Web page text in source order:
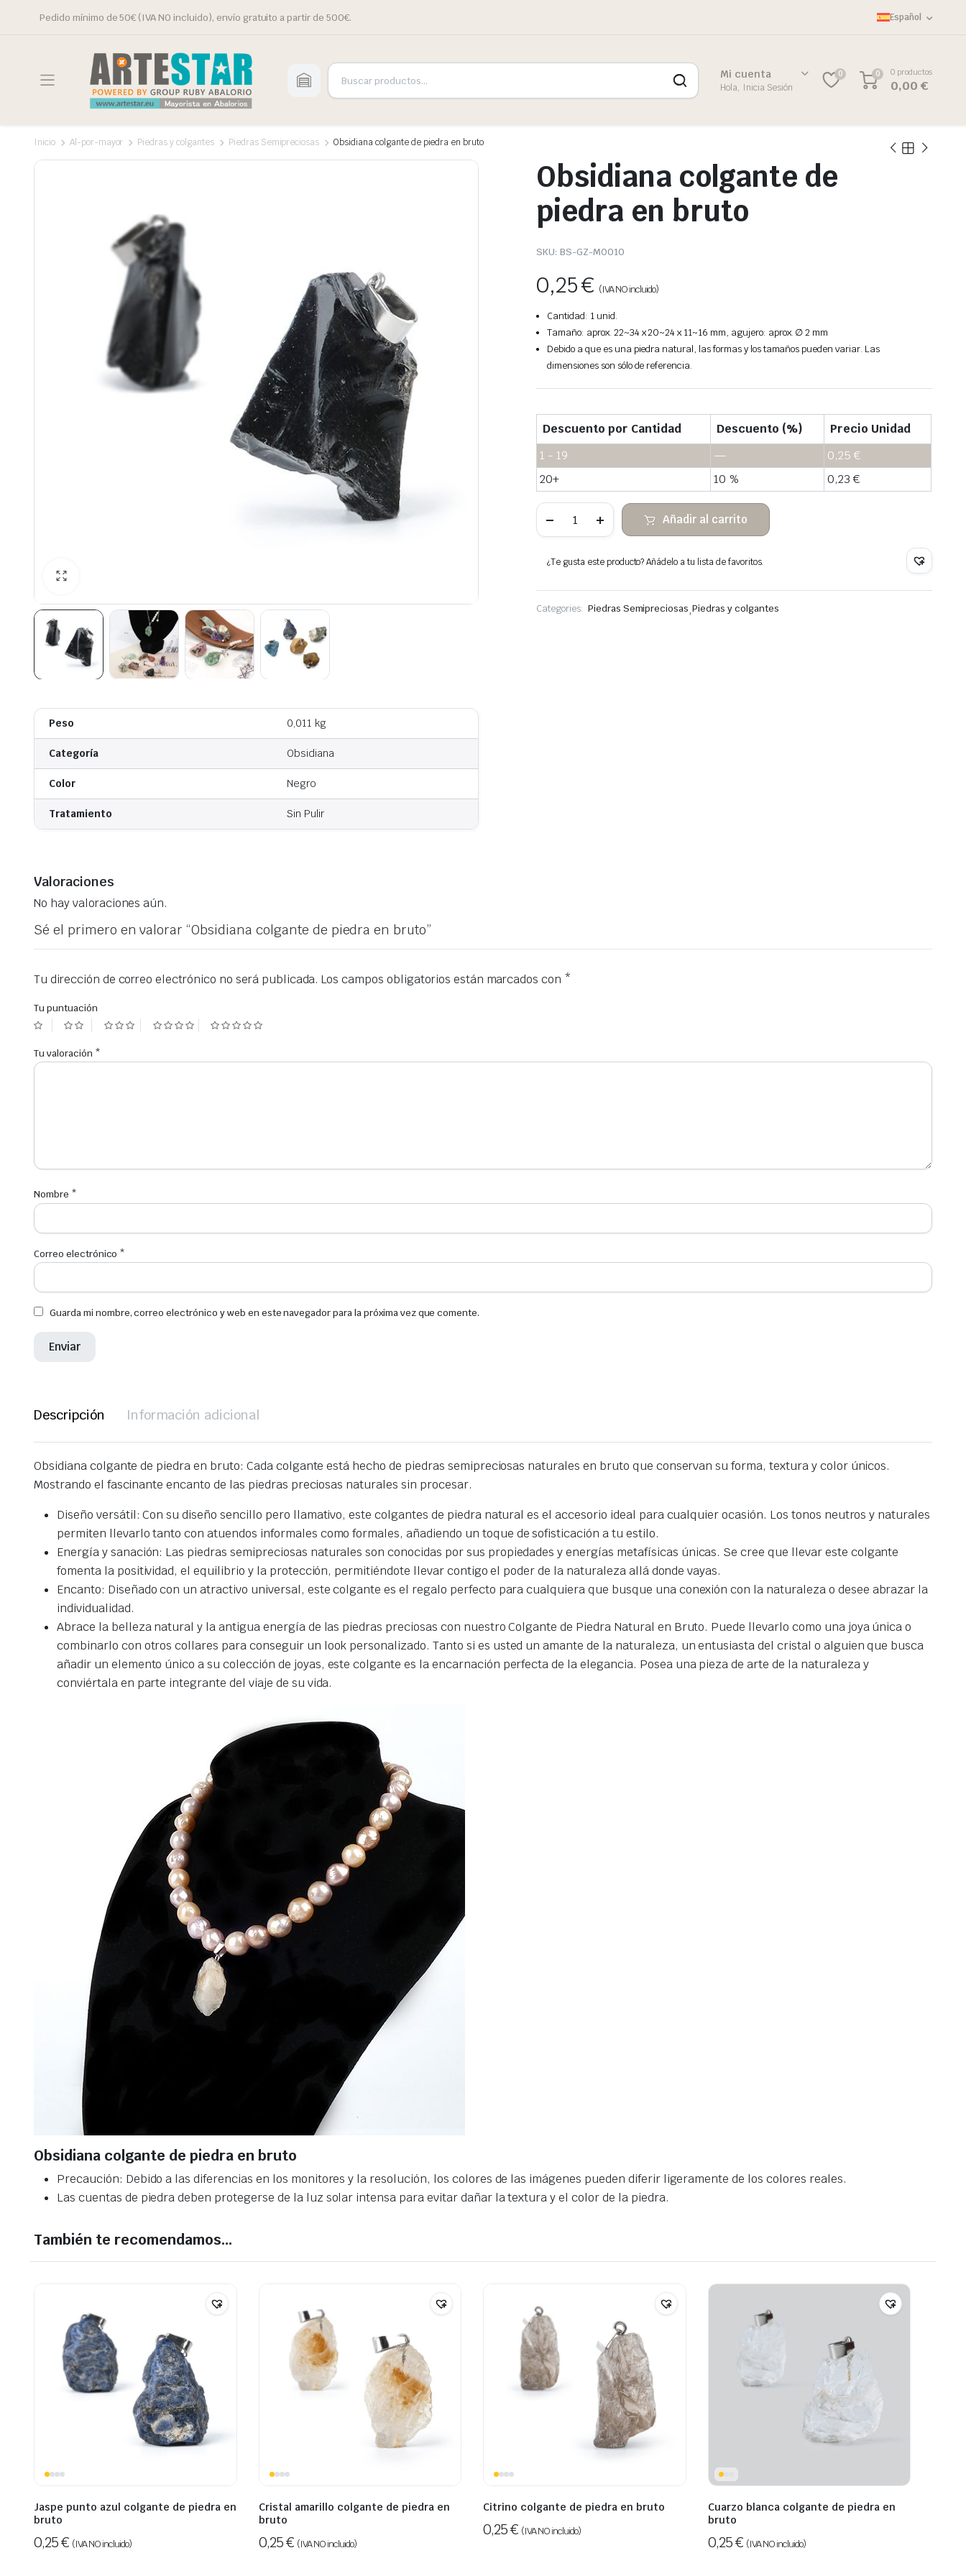
Pedido mínimo de 50€ (IVA NO incluido), envío gratuito a partir de 500€. Español
Mi cuenta
Hola, Inicia Sesión
0 0 0 productos
0,00€
Inicio Al-por-mayor Piedras y colgantes Piedras Semipreciosas Obsidiana colgante de piedra en bruto
Peso 0,011 kg
Categoría Obsidiana
Color Negro
Tratamiento Sin Pulir
Obsidiana colgante de
piedra en bruto
SKU: BS-GZ-M0010
0,25€ (IVA NO incluido)
Cantidad: 1 unid.
Tamaño: aprox. 22~34 x 20~24 x 11~16 mm, agujero: aprox. ∅ 2 mm
Debido a que es una piedra natural, las formas y los tamaños pueden variar. Las
dimensiones son sólo de referencia.
Descuento por Cantidad Descuento (%)
Precio Unidad
1 - 19
— 0,25€
20+
10 % 0,23€
colgante
de
en
bruto
Añadir al carrito
¿Te gusta este producto? Añádelo a tu lista de favoritos.
Categories: Piedras Semipreciosas,Piedras y colgantes
Valoraciones
No hay valoraciones aún.
Sé el primero en valorar “Obsidiana colgante de piedra en bruto”
Tu dirección de correo electrónico no será publicada. Los campos obligatorios están marcados con *
Tu puntuación
Tu valoración *
Nombre *
Correo electrónico *
Guarda mi nombre, correo electrónico y web en este navegador para la próxima vez que comente.
Descripción Información adicional
Obsidiana colgante de piedra en bruto: Cada colgante está hecho de piedras semipreciosas naturales en bruto que conservan su forma, textura y color únicos.
Mostrando el fascinante encanto de las piedras preciosas naturales sin procesar.
Diseño versátil: Con su diseño sencillo pero llamativo, este colgantes de piedra natural es el accesorio ideal para cualquier ocasión. Los tonos neutros y naturales
permiten llevarlo tanto con atuendos informales como formales, añadiendo un toque de sofisticación a tu estilo.
Energía y sanación: Las piedras semipreciosas naturales son conocidas por sus propiedades y energías metafísicas únicas. Se cree que llevar este colgante
fomenta la positividad, el equilibrio y la protección, permitiéndote llevar contigo el poder de la naturaleza allá donde vayas.
Encanto: Diseñado con un atractivo universal, este colgante es el regalo perfecto para cualquiera que busque una conexión con la naturaleza o desee abrazar la
individualidad.
Abrace la belleza natural y la antigua energía de las piedras preciosas con nuestro Colgante de Piedra Natural en Bruto. Puede llevarlo como una joya única o
combinarlo con otros collares para conseguir un look personalizado. Tanto si es usted un amante de la naturaleza, un entusiasta del cristal o alguien que busca
añadir un elemento único a su colección de joyas, este colgante es la encarnación perfecta de la elegancia. Posea una pieza de arte de la naturaleza y
conviértala en parte integrante del viaje de su vida.
Obsidiana colgante de piedra en bruto
Precaución: Debido a las diferencias en los monitores y la resolución, los colores de las imágenes pueden diferir ligeramente de los colores reales.
Las cuentas de piedra deben protegerse de la luz solar intensa para evitar dañar la textura y el color de la piedra.
También te recomendamos…
Jaspe punto azul colgante de piedra en
bruto
0,25€ (IVA NO incluido)
Cristal amarillo colgante de piedra en
bruto
0,25€ (IVA NO incluido)
Citrino colgante de piedra en bruto
0,25€ (IVA NO incluido)
Cuarzo blanca colgante de piedra en
bruto
0,25€ (IVA NO incluido)